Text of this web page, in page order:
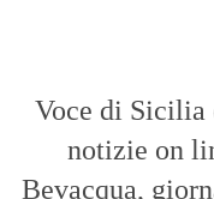
Voce di Sicilia
notizie on
Bevacqua,